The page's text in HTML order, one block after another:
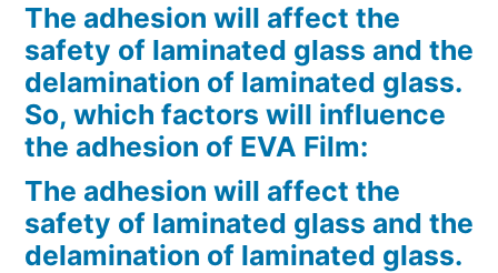
The adhesion will affect the
safety of laminated glass and the
delamination of laminated glass.
So, which factors will influence
the adhesion of EVA Film:
The adhesion will affect the
safety of laminated glass and the
delamination of laminated glass.